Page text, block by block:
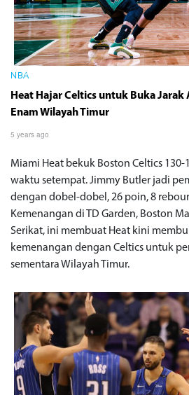
NBA
Heat Hajar Celtics untuk Buka
Enam Wilayah Timur
5 years ago
Miami Heat bekuk Boston Celtics 130-
waktu setempat. Jimmy Butler jadi
dengan dobel-dobel, 26 poin, 8
Kemenangan di TD Garden, Boston
Serikat, ini membuat Heat kini
kemenangan dengan Celtics untuk
sementara Wilayah Timur.